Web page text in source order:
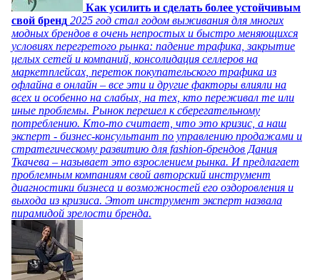
Как усилить и сделать более устойчивым
свой бренд 2025 год стал годом выживания для многих
модных брендов в очень непростых и быстро меняющихся
условиях перегретого рынка: падение трафика, закрытие
целых сетей и компаний, консолидация селлеров на
маркетплейсах, переток покупательского трафика из
офлайна в онлайн – все эти и другие факторы влияли на
всех и особенно на слабых, на тех, кто переживал те или
иные проблемы. Рынок перешел к сберегательному
потреблению. Кто-то считает, что это кризис, а наш
эксперт - бизнес-консультант по управлению продажами и
стратегическому развитию для fashion-брендов Дания
Ткачева – называет это взрослением рынка. И предлагает
проблемным компаниям свой авторский инструмент
диагностики бизнеса и возможностей его оздоровления и
выхода из кризиса. Этот инструмент эксперт назвала
пирамидой зрелости бренда.